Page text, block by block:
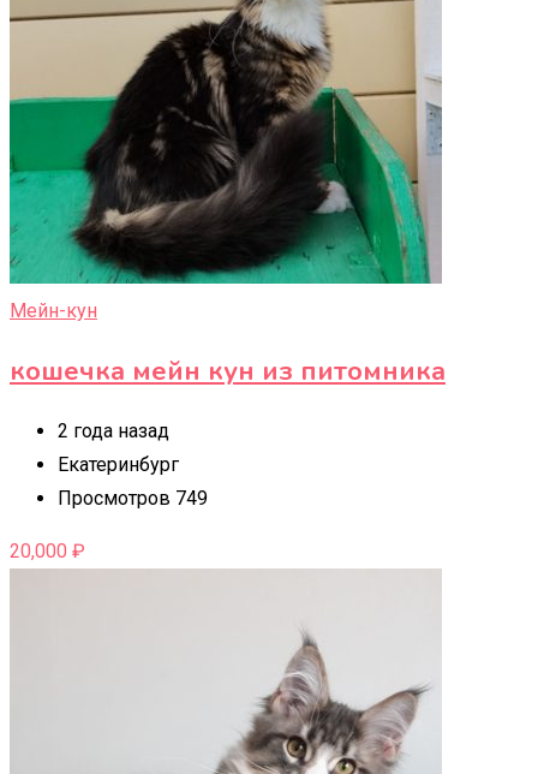
Мейн-кун
кошечка мейн кун из питомника
2 года назад
Екатеринбург
Просмотров 749
20,000 ₽